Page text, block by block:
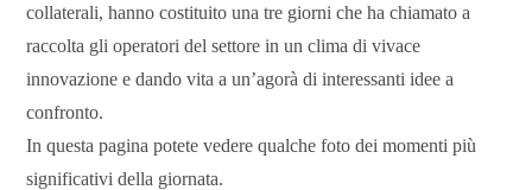
collaterali, hanno costituito una tre giorni che ha chiamato a
raccolta gli operatori del settore in un clima di vivace
innovazione e dando vita a un’agorà di interessanti idee a
confronto.
In questa pagina potete vedere qualche foto dei momenti più
significativi della giornata.